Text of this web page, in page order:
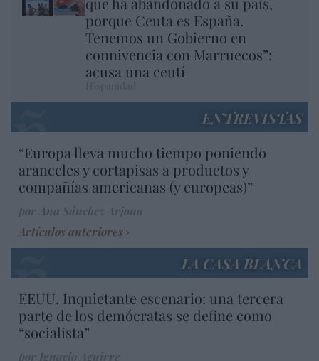
porque Ceuta es España.
Tenemos un Gobierno en
connivencia con Marruecos”:
acusa una ceutí
ENTREVISTAS
“Europa lleva mucho tiempo poniendo
aranceles y cortapisas a productos y
compañías americanas (y europeas)”
Artículos anteriores
LA CASA BLANCA
EEUU. Inquietante escenario: una tercera
parte de los demócratas se define como
“socialista”